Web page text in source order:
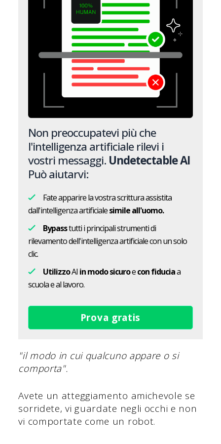
Non preoccupatevi più che
l'intelligenza artificiale rilevi i
vostri messaggi. Undetectable AI
Può aiutarvi:
Fate apparire la vostra scrittura assistita
dall'intelligenza artificialesimile all'uomo.
Bypasstutti i principali strumenti di
rilevamento dell'intelligenza artificiale con un solo
clic.
UtilizzoAI in modo sicuroecon fiduciaa
scuola e al lavoro.
Prova gratis
"il modo in cui qualcuno appare o si
comporta".
Avete un atteggiamento amichevole se
sorridete, vi guardate negli occhi e non
vi comportate come un robot.